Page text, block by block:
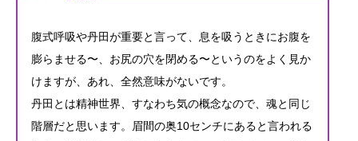
腹式呼吸や丹田が重要と言って、息を吸うときにお腹を
膨らませる〜、お尻の穴を閉める〜というのをよく見か
けますが、あれ、全然意味がないです。
丹田とは精神世界、すなわち気の概念なので、魂と同じ
階層だと思います。眉間の奥10センチにあると言われる